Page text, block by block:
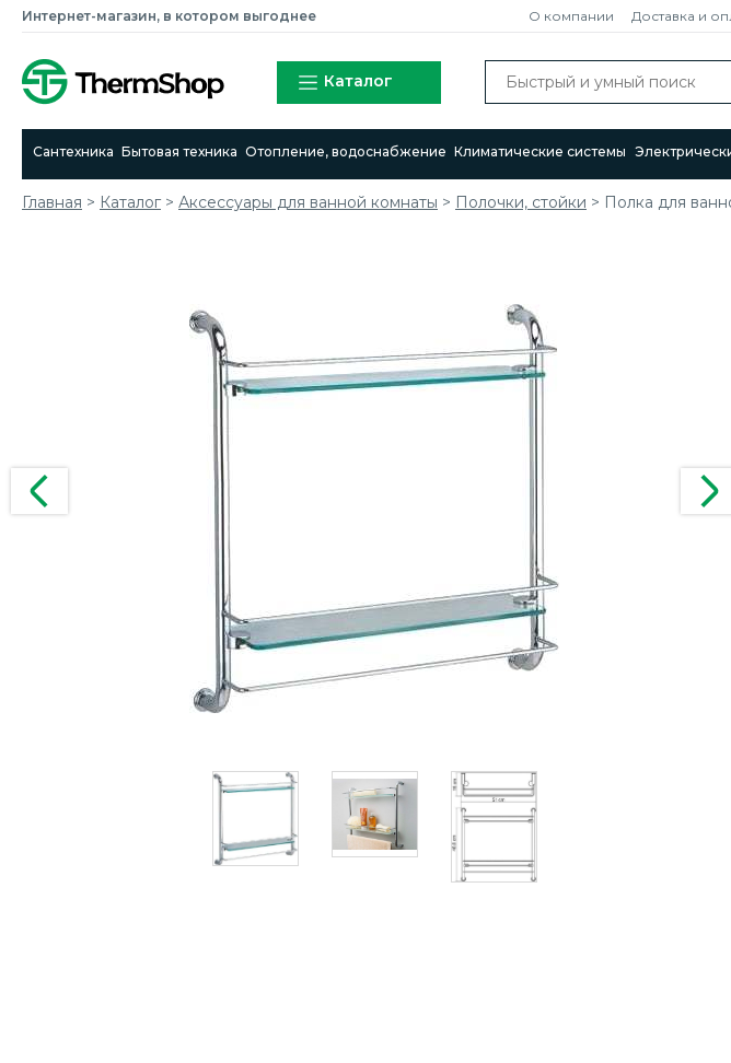
Интернет-магазин, в котором выгоднее О компании Доставка и
Каталог
Сантехника Бытовая техника Отопление, водоснабжение Климатические системы
Главная > Каталог > Аксессуары для ванной комнаты > Полочки, стойки > Полка для